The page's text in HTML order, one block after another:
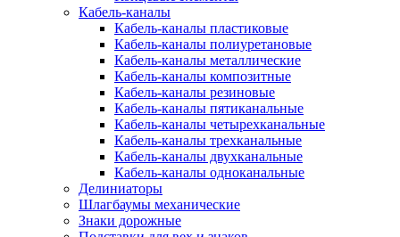
Кабель-каналы
Кабель-каналы пластиковые
Кабель-каналы полиуретановые
Кабель-каналы металлические
Кабель-каналы композитные
Кабель-каналы резиновые
Кабель-каналы пятиканальные
Кабель-каналы четырехканальные
Кабель-каналы трехканальные
Кабель-каналы двухканальные
Кабель-каналы одноканальные
Делиниаторы
Шлагбаумы механические
Знаки дорожные